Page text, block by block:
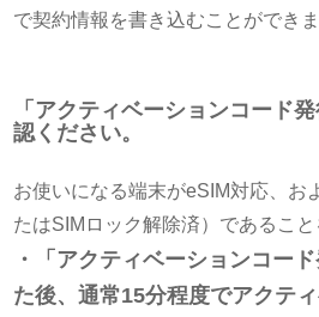
で契約情報を書き込むことができま
「アクティベーションコード
認ください。
お使いになる端末がeSIM対応、お
たはSIMロック解除済）であること
・「アクティベーションコー
た後、通常15分程度でアクテ